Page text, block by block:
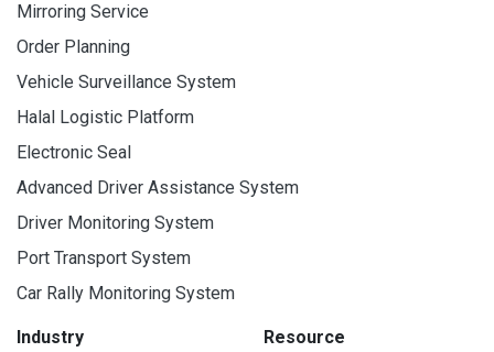
Mirroring Service
Order Planning
Vehicle Surveillance System
Halal Logistic Platform
Electronic Seal
Advanced Driver Assistance System
Driver Monitoring System
Port Transport System
Car Rally Monitoring System
Industry
Resource